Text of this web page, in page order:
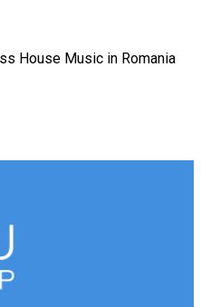
House Music in Romania